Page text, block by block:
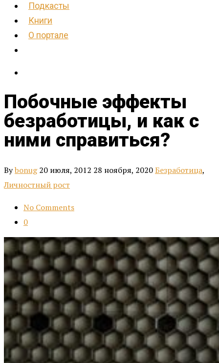
Подкасты
Книги
О портале
Побочные эффекты
безработицы, и как с
ними справиться?
Bybonug 20 июля, 2012 28 ноября, 2020Безработица,
Личностный рост
No Comments
0